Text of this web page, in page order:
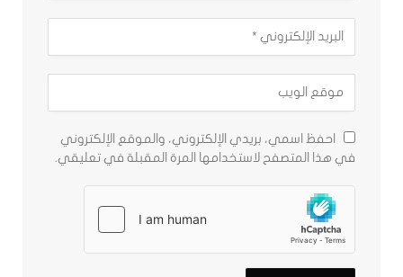
احفظ اسمي، بريدي الإلكتروني، والموقع الإلكتروني
في هذا المتصفح لاستخدامها المرة المقبلة في تعليقي.